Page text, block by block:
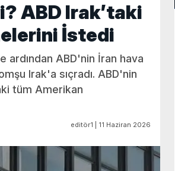
ABD Irak’taki
İstedi
ABD'nin İran hava
Irak'a sıçradı. ABD'nin
tüm Amerikan
editör1 | 11 Haziran 2026